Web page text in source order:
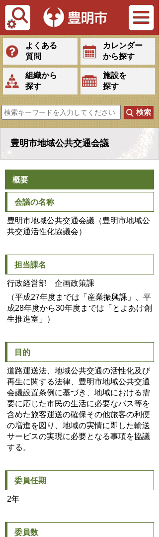
Tiếng Việt
よくある
質問
カレンダー
から探す
組織から
探す
施設を
探す
豊明市地域公共交通会議
概要
会議の名称
豊明市地域公共交通会議（豊明市地域公
共交通活性化協議会）
担当課名
行政経営部 企画政策課
（平成27年度までは「産業振興課」、平
成28年度から30年度までは「とよあけ創
生推進室」）
目的
道路運送法、地域公共交通の活性化及び
再生に関する法律、豊明市地域公共交通
会議設置条例に基づき、地域における需
要に応じた市民の生活に必要なバス等を
含めた旅客運送の確保その他旅客の利便
の増進を図り、地域の実情に即した輸送
サービスの実現に必要となる事項を協議
する。
委員任期
2年
委員数